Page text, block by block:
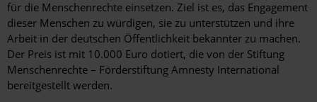
für die Menschenrechte einsetzen. Ziel ist es, das Engagement
dieser Menschen zu würdigen, sie zu unterstützen und ihre
Arbeit in der deutschen Öffentlichkeit bekannter zu machen.
Der Preis ist mit 10.000 Euro dotiert, die von der Stiftung
Menschenrechte – Förderstiftung Amnesty International
bereitgestellt werden.